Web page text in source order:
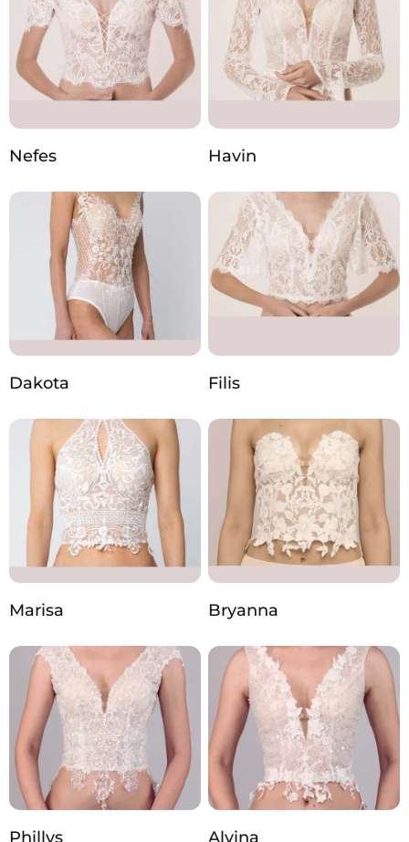
Nefes Havin
Dakota Filis
Marisa Bryanna
Phillys Alvina